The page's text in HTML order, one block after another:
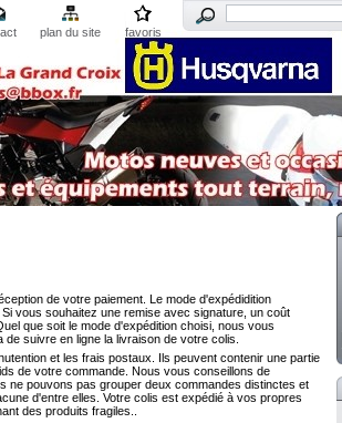
plan du site
favoris
de votre paiement. Le mode d'expédidition
vous souhaitez une remise avec signature, un coût
que soit le mode d'expédition choisi, nous vous
suivre en ligne la livraison de votre colis.
et les frais postaux. Ils peuvent contenir une partie
de votre commande. Nous vous conseillons de
ne pouvons pas grouper deux commandes distinctes et
d'entre elles. Votre colis est expédié à vos propres
des produits fragiles..